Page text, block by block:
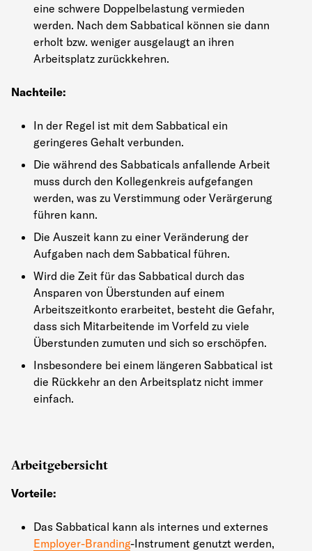
eine schwere Doppelbelastung vermieden
werden. Nach dem Sabbatical können sie dann
erholt bzw. weniger ausgelaugt an ihren
Arbeitsplatz zurückkehren.
Nachteile:
In der Regel ist mit dem Sabbatical ein
geringeres Gehalt verbunden.
Die während des Sabbaticals anfallende Arbeit
muss durch den Kollegenkreis aufgefangen
werden, was zu Verstimmung oder Verärgerung
führen kann.
Die Auszeit kann zu einer Veränderung der
Aufgaben nach dem Sabbatical führen.
Wird die Zeit für das Sabbatical durch das
Ansparen von Überstunden auf einem
Arbeitszeitkonto erarbeitet, besteht die Gefahr,
dass sich Mitarbeitende im Vorfeld zu viele
Überstunden zumuten und sich so erschöpfen.
Insbesondere bei einem längeren Sabbatical ist
die Rückkehr an den Arbeitsplatz nicht immer
einfach.
Arbeitgebersicht
Vorteile:
Das Sabbatical kann als internes und externes
Employer-Branding-Instrument genutzt werden,